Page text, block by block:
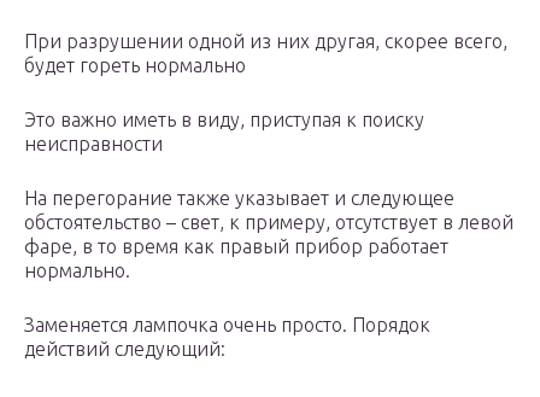
При разрушении одной из них другая, скорее всего,
будет гореть нормально
Это важно иметь в виду, приступая к поиску
неисправности
На перегорание также указывает и следующее
обстоятельство – свет, к примеру, отсутствует в левой
фаре, в то время как правый прибор работает
нормально.
Заменяется лампочка очень просто. Порядок
действий следующий: